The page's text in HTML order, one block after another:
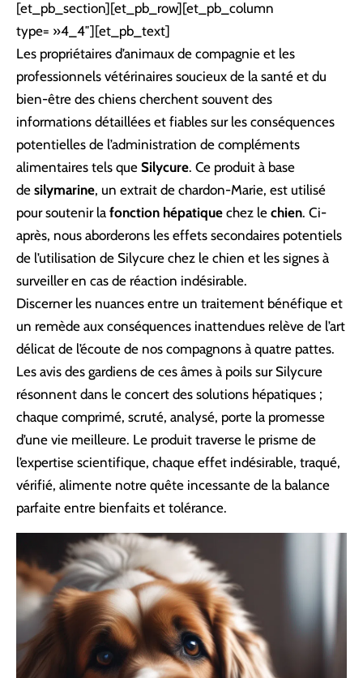
[et_pb_section][et_pb_row][et_pb_column
type= »4_4″][et_pb_text]
Les propriétaires d’animaux de compagnie et les
professionnels vétérinaires soucieux de la santé et du
bien-être des chiens cherchent souvent des
informations détaillées et fiables sur les conséquences
potentielles de l’administration de compléments
alimentaires tels que Silycure. Ce produit à base
de silymarine, un extrait de chardon-Marie, est utilisé
pour soutenir la fonction hépatique chez le chien. Ci-
après, nous aborderons les effets secondaires potentiels
de l’utilisation de Silycure chez le chien et les signes à
surveiller en cas de réaction indésirable.
Discerner les nuances entre un traitement bénéfique et
un remède aux conséquences inattendues relève de l’art
délicat de l’écoute de nos compagnons à quatre pattes.
Les avis des gardiens de ces âmes à poils sur Silycure
résonnent dans le concert des solutions hépatiques ;
chaque comprimé, scruté, analysé, porte la promesse
d’une vie meilleure. Le produit traverse le prisme de
l’expertise scientifique, chaque effet indésirable, traqué,
vérifié, alimente notre quête incessante de la balance
parfaite entre bienfaits et tolérance.